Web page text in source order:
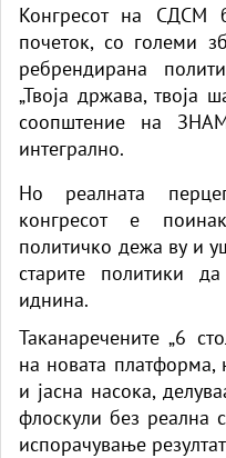
Конгресот на СДСМ
почеток, со големи
ребрендирана
„Твоја држава, твоја
соопштение на
интегрално.
Но реалната
конгресот е
политичко дежа ву и
старите политики
иднина.
Таканаречените „6
на новата платформа,
и јасна насока,
флоскули без реална
испорачување